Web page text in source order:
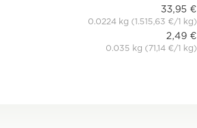
33,95 €
0.0224 kg (1.515,63 €/1 kg)
2,49 €
0.035 kg (71,14 €/1 kg)